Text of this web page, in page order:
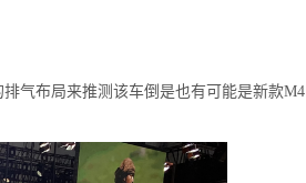
气布局来推测该车倒是也有可能是新款M4